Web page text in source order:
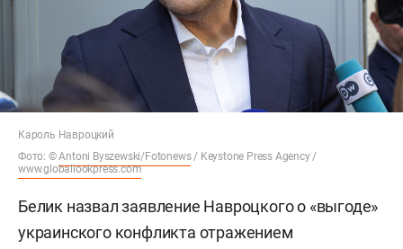
Кароль Навроцкий
Фото: ©Antoni Byszewski/Fotonews/ Keystone Press Agency /
www.globallookpress.com
Белик назвал заявление Навроцкого о «выгоде»
украинского конфликта отражением